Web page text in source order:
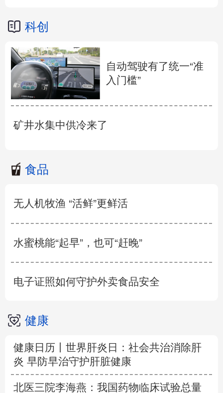
科创
自动驾驶有了统一“准
入门槛”
矿井水集中供冷来了
食品
无人机牧渔 “活鲜”更鲜活
水蜜桃能“起早”，也可“赶晚”
电子证照如何守护外卖食品安全
健康
健康日历丨世界肝炎日：社会共治消除肝
炎 早防早治守护肝脏健康
北医三院李海燕：我国药物临床试验总量